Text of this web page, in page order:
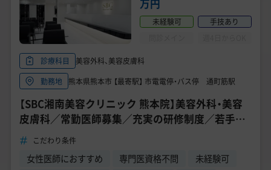
万円
未経験可
手技あり
診療科目
美容外科、美容皮膚科
勤務地
熊本県熊本市 【最寄駅】 市電電停・バス停 通町筋駅
【SBC湘南美容クリニック 熊本院】美容外科・美容
皮膚科／常勤医師募集／充実の研修制度／若手医
師が活躍中／自己成長できる環境／転科・未経験
OK◎
こだわり条件
女性医師におすすめ 専門医資格不問
未経験可